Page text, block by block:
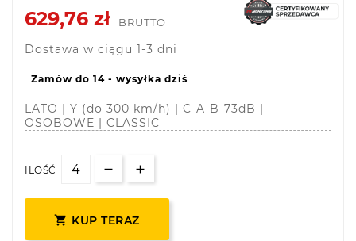
629,76 zł
BRUTTO
Dostawa w ciągu 1-3 dni
Zamów do 14 - wysyłka dziś
LATO | Y (do 300 km/h) | C-A-B-73dB |
OSOBOWE | CLASSIC
ILOŚĆ
 KUP TERAZ